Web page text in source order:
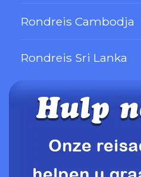
Rondreis Cambodja
Rondreis Sri Lanka